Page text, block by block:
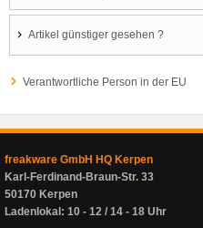
Artikel günstiger gesehen ?
Verantwortliche Person in der EU
freakware GmbH HQ Kerpen
Karl-Ferdinand-Braun-Str. 33
50170 Kerpen
Ladenlokal: 10 - 12 / 14 - 18 Uhr